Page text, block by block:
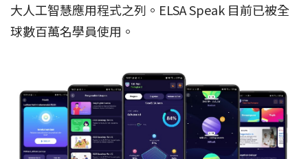
大人工智慧應用程式之列。ELSA Speak 目前已被全
球數百萬名學員使用。